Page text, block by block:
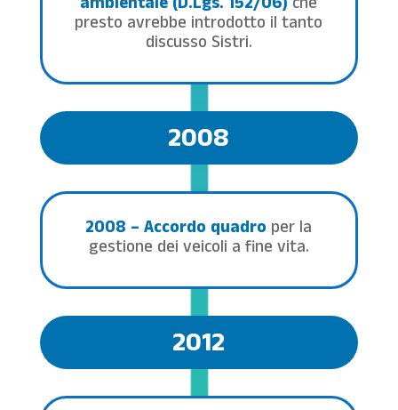
ambientale (D.Lgs. 152/06) che
presto avrebbe introdotto il tanto
discusso Sistri.
2008
2008 – Accordo quadro per la
gestione dei veicoli a fine vita.
2012